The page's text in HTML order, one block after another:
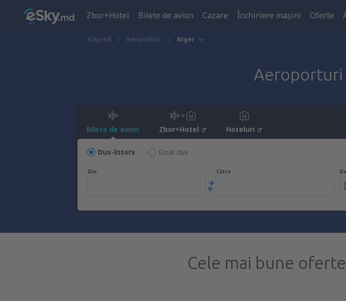
Zbor+Hotel Bilete de avion Cazare Închiriere mașini Oferte
eSky.md Aeroporturi Niger
Aeroporturi
Bilete de avion Zbor+Hotel Hoteluri
Dus-întors Doar dus
Din Către
Cele mai bune